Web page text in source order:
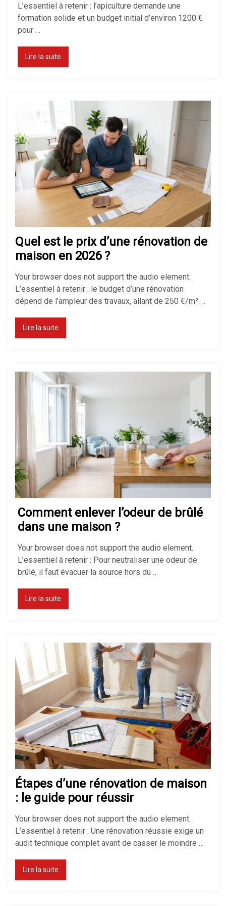
Maison mal chauffée : que faire ?
Thermostat : comment bien le
régler ?
Chauffage d’appoint : lequel
Chauffage électrique ou gaz : que
choisir ?
Pompe à chaleur : avantages et
inconvénients
Isolation maison : comment bien
isoler pour économiser de
Isolation des combles perdus :
méthodes, prix et aides 2026
Comment isoler un sol froid sans
tout casser chez soi
Réussir son isolation de mur
mince pour gagner de la place
L’essentiel à retenir : l’apiculture demande une
formation solide et un budget initial d’environ 1200 €
pour …
Lire la suite
Quel est le prix d’une rénovation de
maison en 2026 ?
Your browser does not support the audio element.
L’essentiel à retenir : le budget d’une rénovation
dépend de l’ampleur des travaux, allant de 250 €/m² …
Lire la suite
Comment enlever l’odeur de brûlé
dans une maison ?
Your browser does not support the audio element.
L’essentiel à retenir : Pour neutraliser une odeur de
brûlé, il faut évacuer la source hors du …
Lire la suite
Étapes d’une rénovation de maison
: le guide pour réussir
Your browser does not support the audio element.
L’essentiel à retenir : Une rénovation réussie exige un
audit technique complet avant de casser le moindre …
Lire la suite